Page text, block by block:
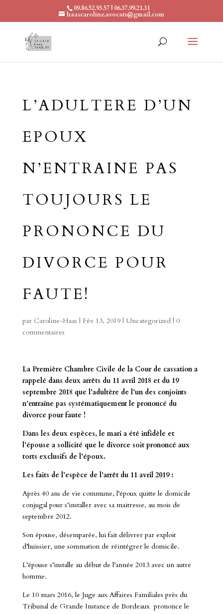
09.86.52.93.57 | 06.37.99.21.31
haascaroline.avocats@gmail.com
L’ADULTERE D’UN
EPOUX
N’ENTRAINE PAS
TOUJOURS LE
PRONONCE DU
DIVORCE POUR
FAUTE!
par Caroline-Haas | Fév 13, 2019| Uncategorized| 0
commentaires
La Première Chambre Civile de la Cour de cassation a
rappelé dans deux arrêts du 11 avril 2018 et du 19
septembre 2018 que l’adultère de l’un des conjoints
n’entraîne pas systématiquement le prononcé du
divorce pour faute !
Dans les deux espèces, le mari a été infidèle et
l’épouse a sollicité que le divorce soit prononcé aux
torts exclusifs de l’époux.
Les faits de l’espèce de l’arrêt du 11 avril 2019 :
Après 40 ans de vie commune, l’époux quitte le domicile
conjugal pour s’installer avec sa maitresse, au mois de
septembre 2012.
Son épouse, désemparée, lui fait délivrer par exploit
d’huissier, une sommation de réintégrer le domicile.
L’épouse s’installe au début de l’année 2013 avec un autre
homme.
Le 10 mars 2016, le Juge aux Affaires Familiales près du
Tribunal de Grande Instance de Bordeaux prononce le